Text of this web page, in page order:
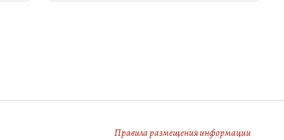
Правила размещения информации